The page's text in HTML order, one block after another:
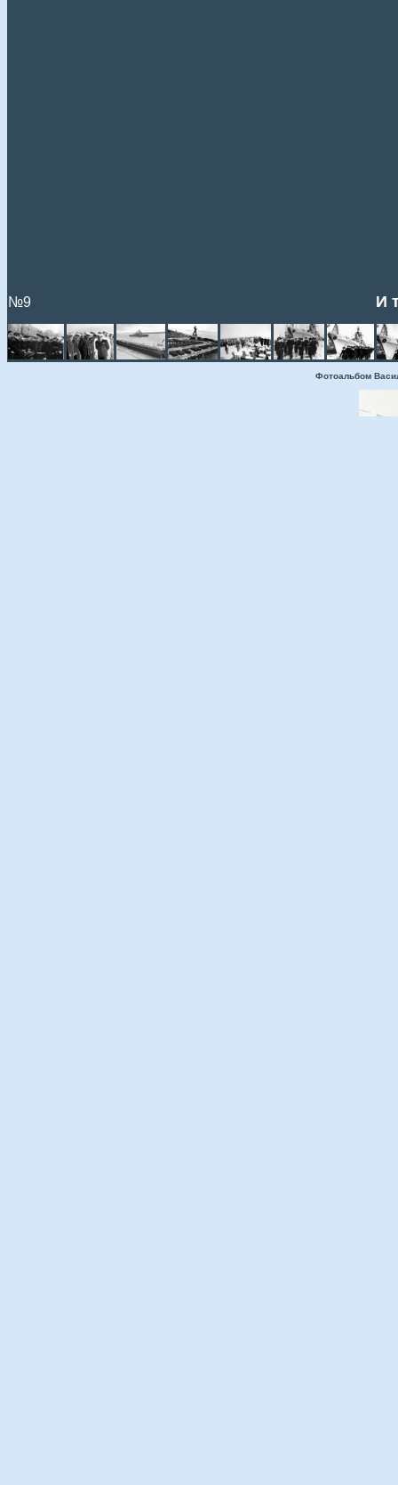
№9 И
Фотоальбом